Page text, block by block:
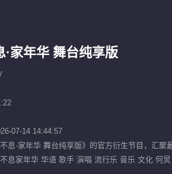
·家年华 舞台纯享版
07-14 14:44:57
息·家年华 舞台纯享版》的官方衍生节目，汇
息家年华 华语 歌手 演唱 流行乐 音乐 文化 何